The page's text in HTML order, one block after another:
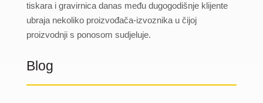
tiskara i gravirnica danas među dugogodišnje klijente
ubraja nekoliko proizvođača-izvoznika u čijoj
proizvodnji s ponosom sudjeluje.
Blog